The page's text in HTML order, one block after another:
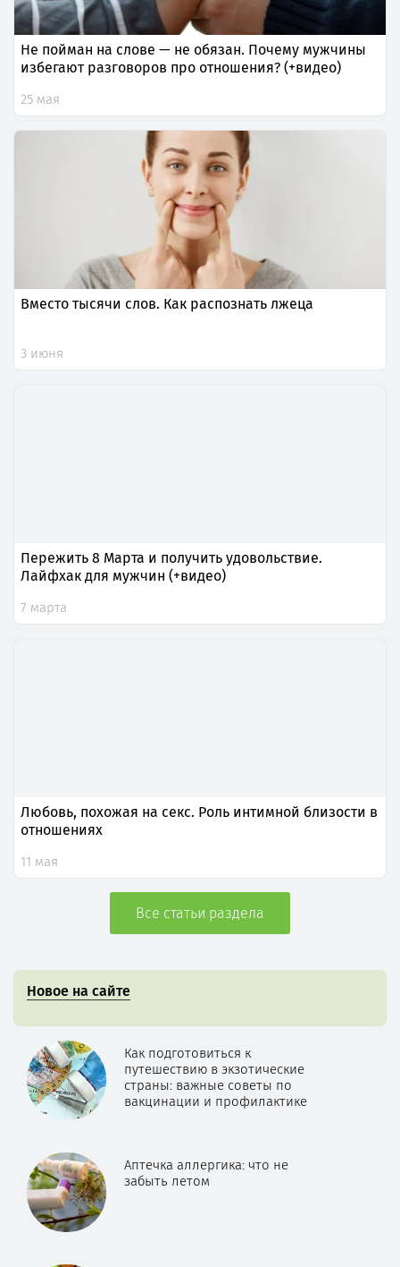
Не пойман на слове — не обязан. Почему мужчины
избегают разговоров про отношения? (+видео)
25 мая
Вместо тысячи слов. Как распознать лжеца
3 июня
Пережить 8 Марта и получить удовольствие.
Лайфхак для мужчин (+видео)
7 марта
Любовь, похожая на секс. Роль интимной близости в
отношениях
11 мая
Все статьи раздела
Новое на сайте
Как подготовиться к
путешествию в экзотические
страны: важные советы по
вакцинации и профилактике
Аптечка аллергика: что не
забыть летом